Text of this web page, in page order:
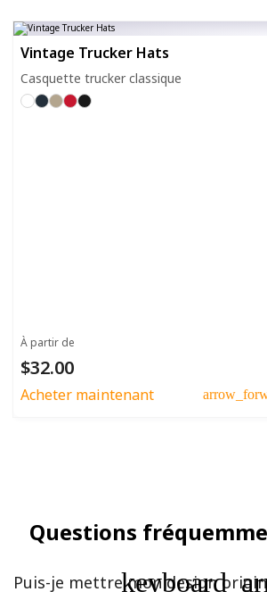
Vintage Trucker Hats
Casquette trucker classique
À partir de
$32.00
Acheter maintenant
Questions
Puis-je mettre mon design